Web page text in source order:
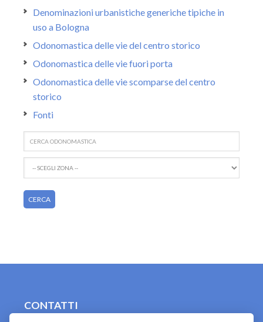
Denominazioni urbanistiche generiche tipiche in
uso a Bologna
Odonomastica delle vie del centro storico
Odonomastica delle vie fuori porta
Odonomastica delle vie scomparse del centro
storico
Fonti
CONTATTI